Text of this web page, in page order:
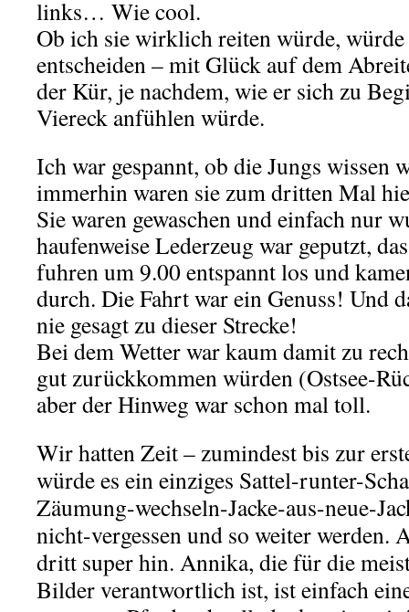
links… Wie cool.
Ob ich sie wirklich reiten würde,
entscheiden – mit Glück auf dem
der Kür, je nachdem, wie er sich zu
Viereck anfühlen würde.
Ich war gespannt, ob die Jungs wissen
immerhin waren sie zum dritten Mal
Sie waren gewaschen und einfach nur
haufenweise Lederzeug war geputzt,
fuhren um 9.00 entspannt los und
durch. Die Fahrt war ein Genuss! Und
nie gesagt zu dieser Strecke!
Bei dem Wetter war kaum damit zu
gut zurückkommen würden (Ostsee-
aber der Hinweg war schon mal toll.
Wir hatten Zeit – zumindest bis zur
würde es ein einziges Sattel-runter-
Zäumung-wechseln-Jacke-aus-neue-
nicht-vergessen und so weiter werden.
dritt super hin. Annika, die für die
Bilder verantwortlich ist, ist einfach